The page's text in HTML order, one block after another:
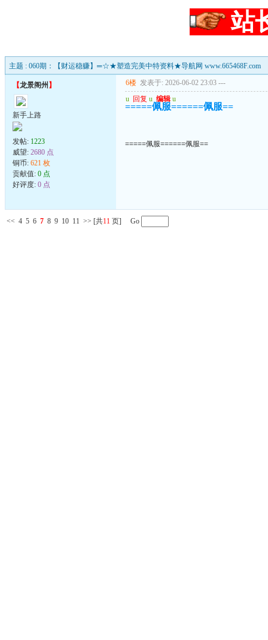
站
主题 : 060期：【财运稳赚】═☆★塑造完美中特资料★导航网 www.665468F.com
【龙景阁州 】
新手上路
发帖: 1223
威望: 2680 点
铜币: 621 枚
贡献值: 0 点
好评度: 0 点
6楼 发表于: 2026-06-02 23:03 ---
u 回复 u 编辑 u
=====佩服======佩服==
=====佩服======佩服==
<< 4 5 6 7 8 9 10 11 >> [共11 页] Go